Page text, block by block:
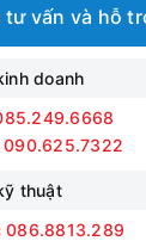
tư vấn và hỗ
doanh
090.625.7322
thuật
086.8813.289